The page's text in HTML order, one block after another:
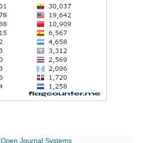
Open Journal Systems